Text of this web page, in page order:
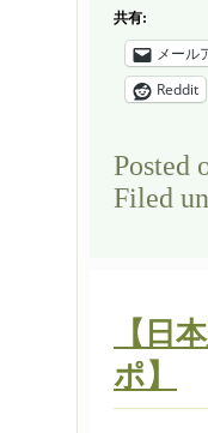
共有:
メール
Reddit
Posted
Filed
【日
ポ】